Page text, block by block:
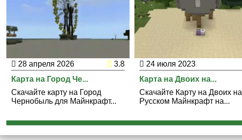
28 апреля 2026
3.8
Карта на Город Че...
Скачайте карту на Город
Чернобыль для Майнкрафт...
24 июля 2023
Карта на Двоих на...
Скачайте Карту на Двоих на
Русском Майнкрафт на...